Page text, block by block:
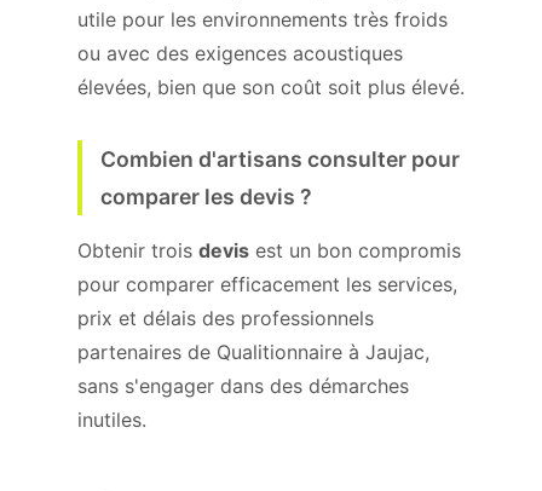
utile pour les environnements très froids
ou avec des exigences acoustiques
élevées, bien que son coût soit plus élevé.
Combien d'artisans consulter pour
comparer les devis ?
Obtenir trois devis est un bon compromis
pour comparer efficacement les services,
prix et délais des professionnels
partenaires de Qualitionnaire à Jaujac,
sans s'engager dans des démarches
inutiles.